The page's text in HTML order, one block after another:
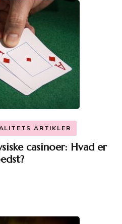
ARTIKLER
casinoer: Hvad er